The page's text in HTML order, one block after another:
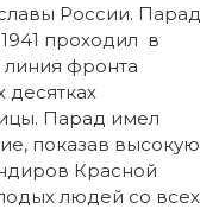
России. Парад
проходил в
линия фронта
десятках
Парад имел
показав высокую
Красной
людей со всех